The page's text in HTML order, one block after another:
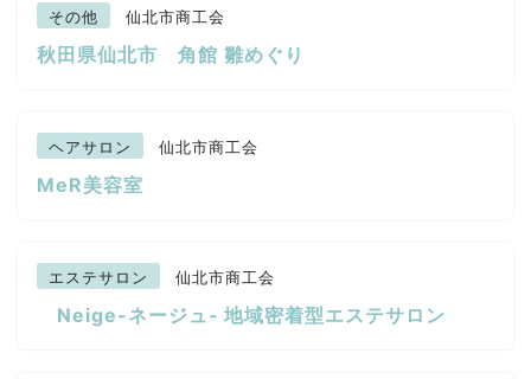
その他 仙北市商工会
秋田県仙北市 角館 雛めぐり
ヘアサロン 仙北市商工会
MeR美容室
エステサロン 仙北市商工会
Neige-ネージュ‐ 地域密着型エステサロン